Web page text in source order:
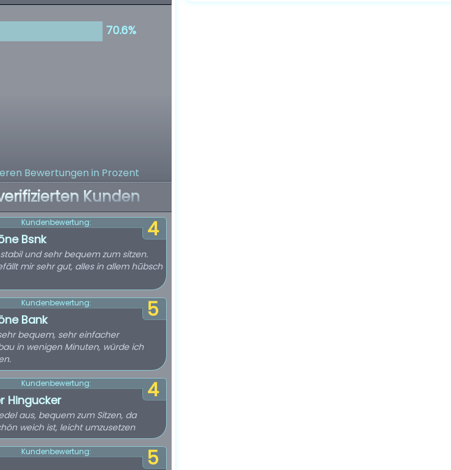
Bewertungen in Prozent
Kunden
4
Kundenbewertung:
Bsnk
und sehr bequem zum sitzen.
mir sehr gut, alles in allem hūbsch
5
Kundenbewertung:
Bank
bequem, sehr einfacher
in wenigen Minuten, würde ich
4
Kundenbewertung:
Hingucker
aus, bequem zum Sitzen, da
weich ist, leicht umzusetzen
5
Kundenbewertung: